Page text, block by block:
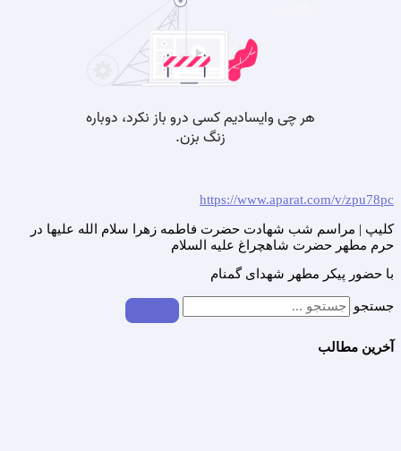
https://www.aparat.com/v/zpu78pc
کلیپ | مراسم شب شهادت حضرت فاطمه زهرا سلام الله علیها در
حرم مطهر حضرت شاهچراغ علیه السلام
با حضور پیکر مطهر شهدای گمنام
جستجو
آخرین مطالب